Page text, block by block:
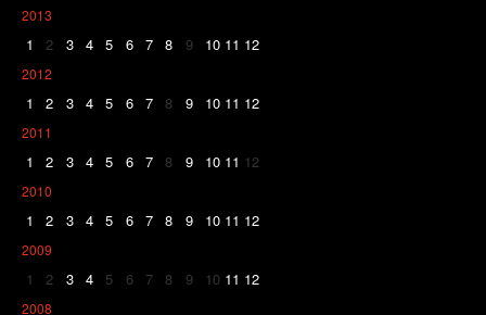
2013
1 2 3 4 5 6 7 8 9 10 11 12
2012
1 2 3 4 5 6 7 8 9 10 11 12
2011
1 2 3 4 5 6 7 8 9 10 11 12
2010
1 2 3 4 5 6 7 8 9 10 11 12
2009
1 2 3 4 5 6 7 8 9 10 11 12
2008